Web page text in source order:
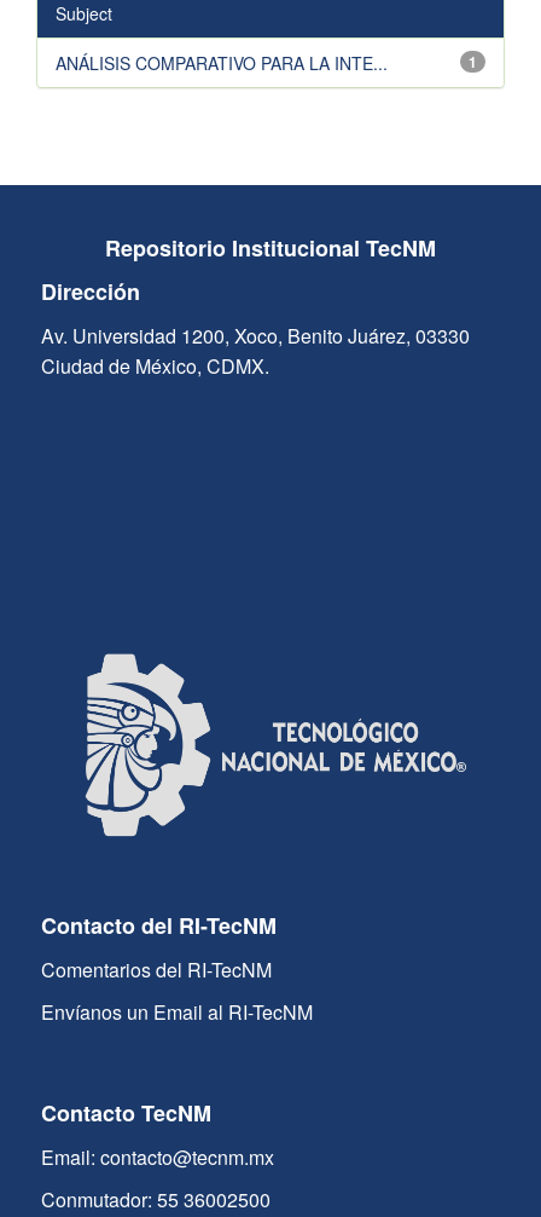
Subject
1
ANÁLISIS COMPARATIVO PARA LA INTE...
Repositorio Institucional TecNM
Dirección
Av. Universidad 1200, Xoco, Benito Juárez, 03330
Ciudad de México, CDMX.
Contacto del RI-TecNM
Comentarios del RI-TecNM
Envíanos un Email al RI-TecNM
Contacto TecNM
Email: contacto@tecnm.mx
Conmutador: 55 36002500